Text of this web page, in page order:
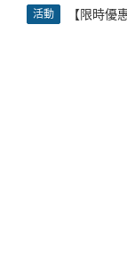
活動 【限時優